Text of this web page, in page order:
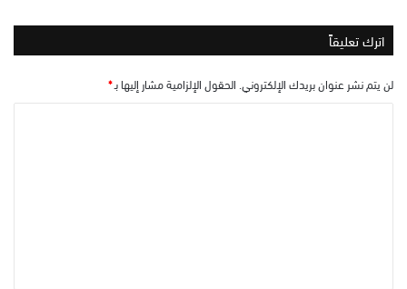
اترك تعليقاً
لن يتم نشر عنوان بريدك الإلكتروني. الحقول الإلزامية مشار إليها بـ*